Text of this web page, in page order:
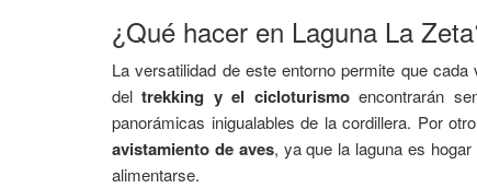
¿Qué hacer en Laguna La
La versatilidad de este entorno permite que
deltrekking y el cicloturismoencontrarán
panorámicas inigualables de la cordillera. Por
avistamiento de aves, ya que la laguna es
alimentarse.